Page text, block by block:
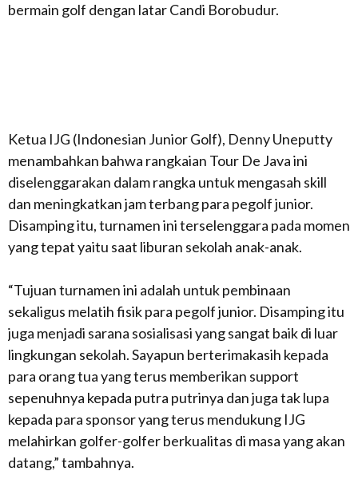
bermain golf dengan latar Candi Borobudur.
Ketua IJG (Indonesian Junior Golf), Denny Uneputty
menambahkan bahwa rangkaian Tour De Java ini
diselenggarakan dalam rangka untuk mengasah skill
dan meningkatkan jam terbang para pegolf junior.
Disamping itu, turnamen ini terselenggara pada momen
yang tepat yaitu saat liburan sekolah anak-anak.
“Tujuan turnamen ini adalah untuk pembinaan
sekaligus melatih fisik para pegolf junior. Disamping itu
juga menjadi sarana sosialisasi yang sangat baik di luar
lingkungan sekolah. Sayapun berterimakasih kepada
para orang tua yang terus memberikan support
sepenuhnya kepada putra putrinya dan juga tak lupa
kepada para sponsor yang terus mendukung IJG
melahirkan golfer-golfer berkualitas di masa yang akan
datang,” tambahnya.